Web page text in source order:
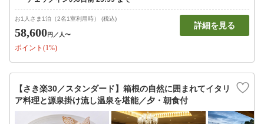
お1人さま1泊（2名1室利用時） (税込)
58,600円 ／人〜
ポイント(1%)
詳細を見る
【さき楽30／スタンダード】箱根の自然に囲まれてイタリ
ア料理と源泉掛け流し温泉を堪能／夕・朝食付